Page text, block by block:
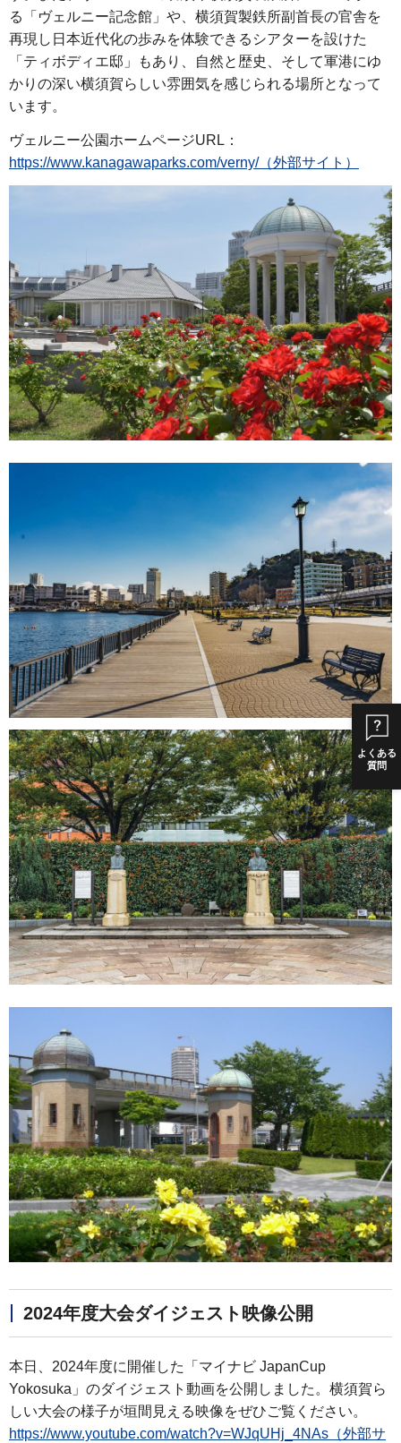
よくある
質問
る「ヴェルニー記念館」や、横須賀製鉄所副首長の官舎を
再現し日本近代化の歩みを体験できるシアターを設けた
「ティボディエ邸」もあり、自然と歴史、そして軍港にゆ
かりの深い横須賀らしい雰囲気を感じられる場所となって
います。
ヴェルニー公園ホームページURL：
https://www.kanagawaparks.com/verny/（外部サイト）
2024年度大会ダイジェスト映像公開
本日、2024年度に開催した「マイナビ JapanCup
Yokosuka」のダイジェスト動画を公開しました。横須賀ら
しい大会の様子が垣間見える映像をぜひご覧ください。
https://www.youtube.com/watch?v=WJqUHj_4NAs（外部サ